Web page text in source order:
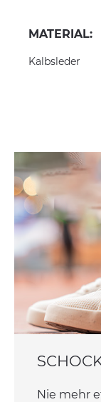
MATERIAL:
Kalbsleder
Nie mehr